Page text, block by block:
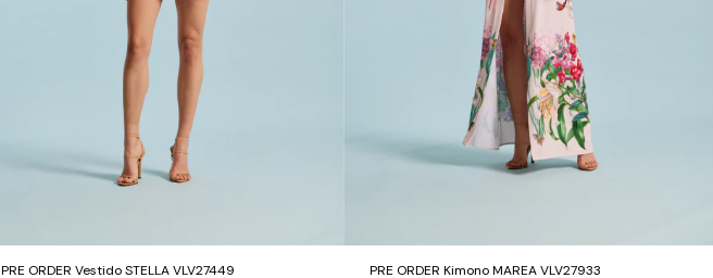
PRE ORDER Vestido STELLA VLV27449 PRE ORDER Kimono MAREA VLV27933